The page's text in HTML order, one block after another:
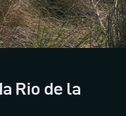
Rio de la